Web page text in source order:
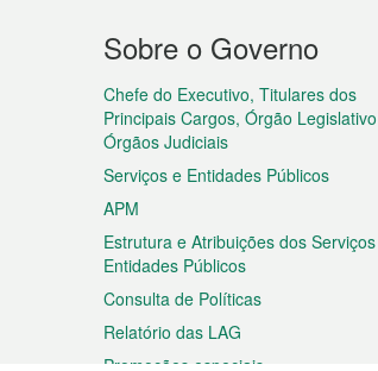
Menu
do
rodapé
Sobre o Governo
Chefe do Executivo, Titulares dos
Principais Cargos, Órgão
Órgãos Judiciais
Serviços e Entidades Públicos
APM
Estrutura e Atribuições dos
Entidades Públicos
Consulta de Políticas
Relatório das LAG
Promoções especiais